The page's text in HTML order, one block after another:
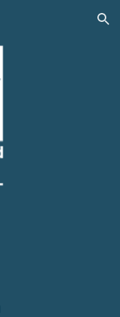
Skip to navigation